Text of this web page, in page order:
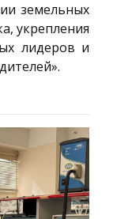
земельных
укрепления
лидеров и